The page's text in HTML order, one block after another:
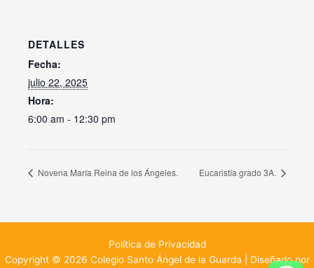
DETALLES
Fecha:
julio 22, 2025
Hora:
6:00 am - 12:30 pm
Novena María Reina de los Ángeles. Eucaristía grado 3A.
Política de Privacidad
Copyright © 2026 Colegio Santo Ángel de la Guarda | Diseñado por